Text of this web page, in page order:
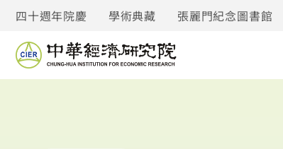
四十週年院慶 學術典藏 張麗門紀念圖書館